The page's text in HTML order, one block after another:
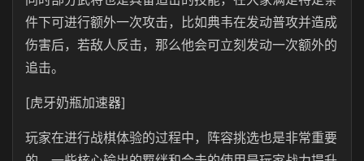
件下可进行额外一次攻击，比如典韦在发动普攻并造成
伤害后，若敌人反击，那么他会可立刻发动一次额外的
追击。
[虎牙奶瓶加速器]
玩家在进行战棋体验的过程中，阵容挑选也是非常重要